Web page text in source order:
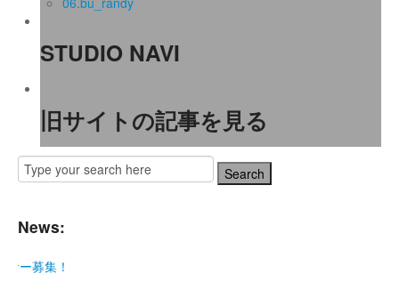
STUDIO NAVI
旧サイトの記事を見る
News:
集！